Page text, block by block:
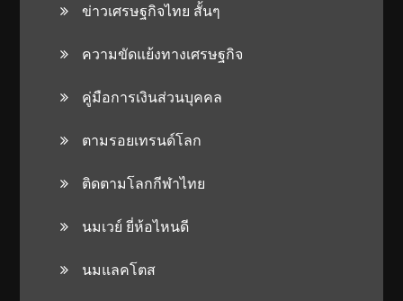
ข่าวเศรษฐกิจไทย สั้นๆ
ความขัดแย้งทางเศรษฐกิจ
คู่มือการเงินส่วนบุคคล
ตามรอยเทรนด์โลก
ติดตามโลกกีฬาไทย
นมเวย์ ยี่ห้อไหนดี
นมแลคโตส